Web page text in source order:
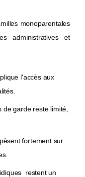
monoparentales
administratives et
l'accès aux
de garde reste limité,
fortement sur
restent un